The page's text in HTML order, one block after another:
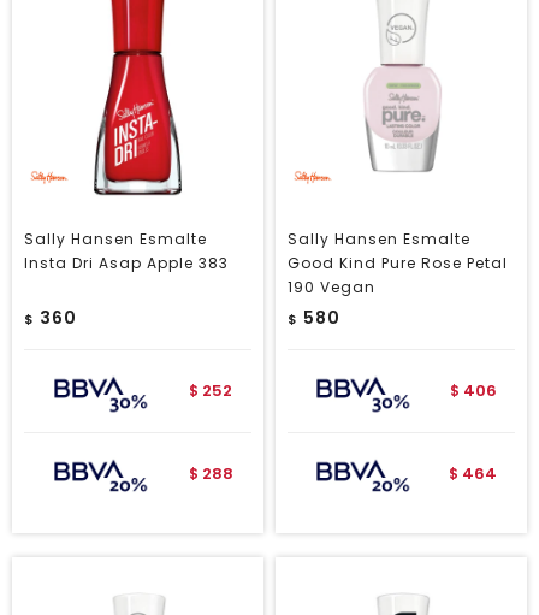
Sally Hansen Esmalte
Insta Dri Asap Apple 383
$ 360
$ 252
$ 288
Sally Hansen Esmalte
Good Kind Pure Rose Petal
190 Vegan
$ 580
$ 406
$ 464